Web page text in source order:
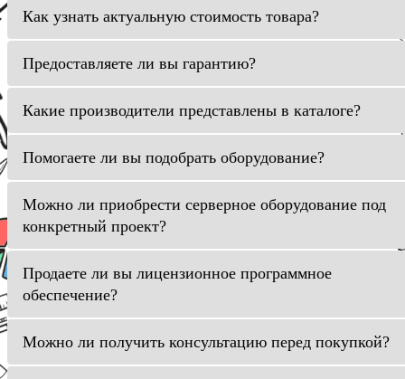
Как узнать актуальную стоимость товара?
Предоставляете ли вы гарантию?
Какие производители представлены в каталоге?
Помогаете ли вы подобрать оборудование?
Можно ли приобрести серверное оборудование под
конкретный проект?
Продаете ли вы лицензионное программное
обеспечение?
Можно ли получить консультацию перед покупкой?